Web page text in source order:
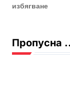
избягване
Пропусна